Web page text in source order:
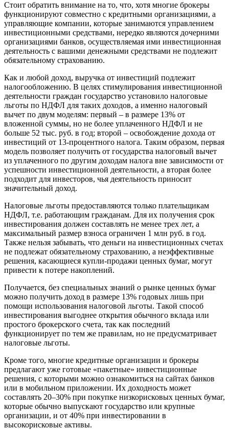
Стоит обратить внимание на то, что, хотя многие брокеры
функционируют совместно с кредитными организациями, а
управляющие компании, которые занимаются управлением
инвестиционными средствами, нередко являются дочерними
организациями банков, осуществляемая ими инвестиционная
деятельность с вашими денежными средствами не подлежит
обязательному страхованию.
Как и любой доход, выручка от инвестиций подлежит
налогообложению. В целях стимулирования инвестиционной
деятельности граждан государство установило налоговые
льготы по НДФЛ для таких доходов, а именно налоговый
вычет по двум моделям: первый – в размере 13% от
вложенной суммы, но не более уплаченного НДФЛ и не
больше 52 тыс. руб. в год; второй – освобождение дохода от
инвестиций от 13-процентного налога. Таким образом, первая
модель позволяет получить от государства налоговый вычет
из уплаченного по другим доходам налога вне зависимости от
успешности инвестиционной деятельности, а вторая более
подходит для инвесторов, чья деятельность приносит
значительный доход.
Налоговые льготы предоставляются только плательщикам
НДФЛ, т.е. работающим гражданам. Для их получения срок
инвестирования должен составлять не менее трех лет, а
максимальный размер взноса ограничен 1 млн руб. в год.
Также нельзя забывать, что деньги на инвестиционных счетах
не подлежат обязательному страхованию, а неэффективные
решения, касающиеся купли-продажи ценных бумаг, могут
привести к потере накоплений.
Получается, без специальных знаний о рынке ценных бумаг
можно получить доход в размере 13% годовых лишь при
помощи использования налоговой льготы. Такой способ
инвестирования выгоднее открытия обычного вклада или
простого брокерского счета, так как последний
функционирует по тем же правилам, но не предусматривает
налоговые льготы.
Кроме того, многие кредитные организации и брокеры
предлагают уже готовые «пакетные» инвестиционные
решения, с которыми можно ознакомиться на сайтах банков
или в мобильном приложении. Их доходность может
составлять 20–30% при покупке низкорисковых ценных бумаг,
которые обычно выпускают государство или крупные
организации, и от 40% при инвестировании в
высокорисковые активы.